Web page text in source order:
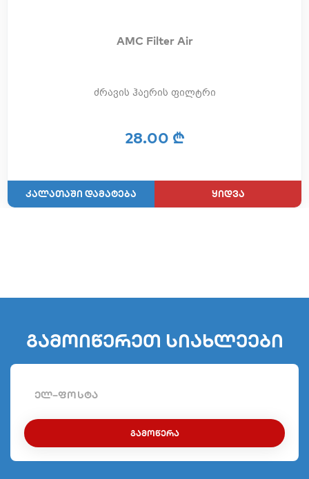
AMC Filter Air
ძრავის ჰაერის ფილტრი
28.00 ₾
ყიდვა
გამოიწერეთ სიახლეები
ᲒᲐᲛᲝᲬᲔᲠᲐ